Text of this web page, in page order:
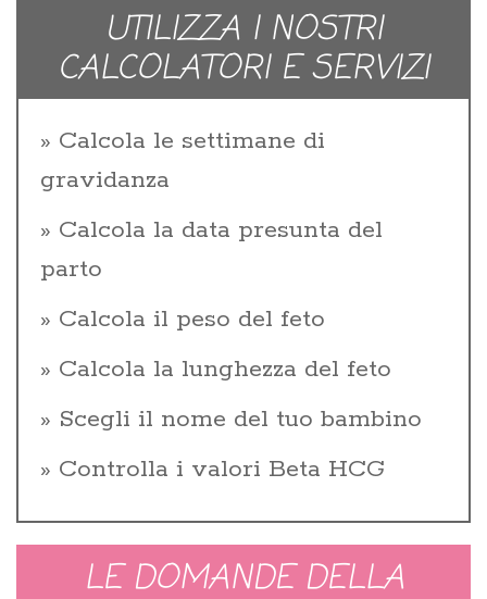
UTILIZZA I NOSTRI
CALCOLATORI E SERVIZI
Calcola le settimane di
gravidanza
Calcola la data presunta del
parto
Calcola il peso del feto
Calcola la lunghezza del feto
Scegli il nome del tuo bambino
Controlla i valori Beta HCG
LE DOMANDE DELLA